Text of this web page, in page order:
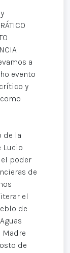
a
evento
y
de la
Lucio
el poder
de
el
de
Madre
de